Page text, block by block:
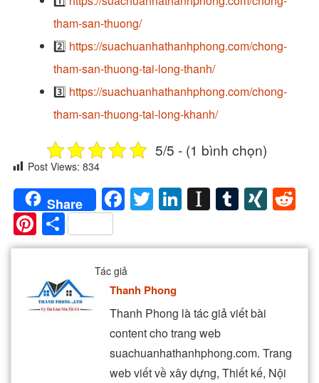
tham-san-thuong/
2️⃣ https://suachuanhathanhphong.com/chong-
tham-san-thuong-tai-long-thanh/
3️⃣ https://suachuanhathanhphong.com/chong-
tham-san-thuong-tai-long-khanh/
5/5 - (1 bình chọn)
Post Views: 834
Share Facebook
Twitter
LinkedIn
Instapaper
Tumblr
Pinterest
Share
Tác giả
Thanh Phong
Thanh Phong là tác giả viết bài
content cho trang web
suachuanhathanhphong.com. Trang
web viết về xây dựng, Thiết kế, Nội